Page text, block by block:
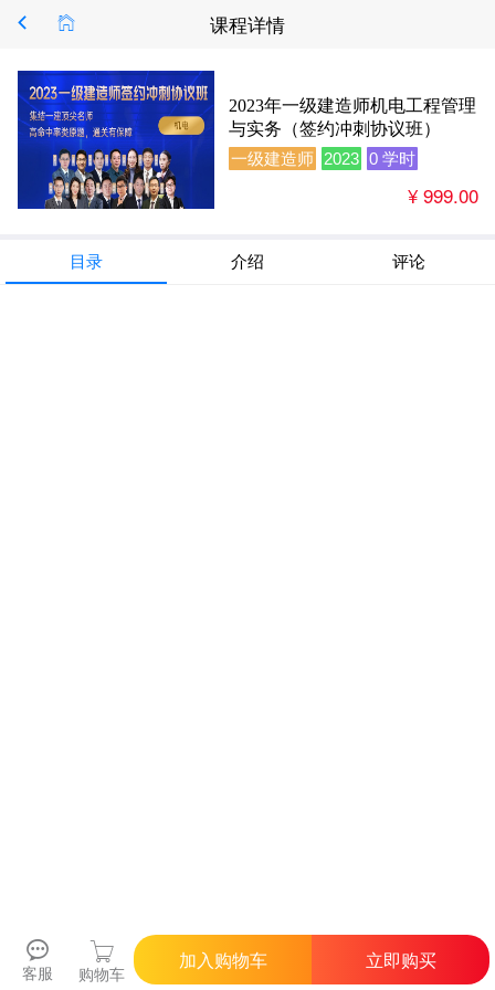
课程详情
2023年一级建造师机电工程管理
与实务（签约冲刺协议班）
一级建造师
2023 0 学时
¥ 999.00
目录 介绍 评论
客服 购物车
加入购物车 立即购买